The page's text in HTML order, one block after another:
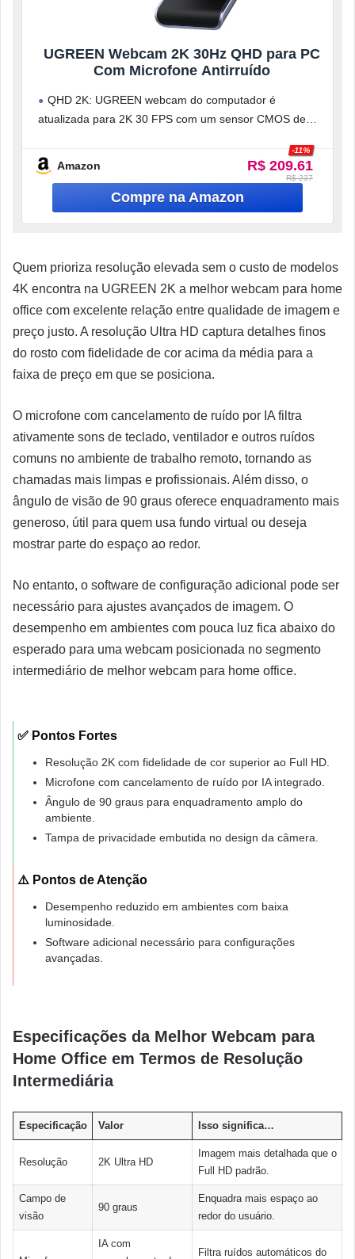
UGREEN Webcam 2K 30Hz QHD para PC
Com Microfone Antirruído
QHD 2K: UGREEN webcam do computador é
atualizada para 2K 30 FPS com um sensor CMOS de
Amazon R$ 209.61
-11%
R$ 237
Quem prioriza resolução elevada sem o custo de modelos
4K encontra na UGREEN 2K a melhor webcam para home
office com excelente relação entre qualidade de imagem e
preço justo. A resolução Ultra HD captura detalhes finos
do rosto com fidelidade de cor acima da média para a
faixa de preço em que se posiciona.
O microfone com cancelamento de ruído por IA filtra
ativamente sons de teclado, ventilador e outros ruídos
comuns no ambiente de trabalho remoto, tornando as
chamadas mais limpas e profissionais. Além disso, o
ângulo de visão de 90 graus oferece enquadramento mais
generoso, útil para quem usa fundo virtual ou deseja
mostrar parte do espaço ao redor.
No entanto, o software de configuração adicional pode ser
necessário para ajustes avançados de imagem. O
desempenho em ambientes com pouca luz fica abaixo do
esperado para uma webcam posicionada no segmento
intermediário de melhor webcam para home office.
✅ Pontos Fortes
Resolução 2K com fidelidade de cor superior ao Full HD.
Microfone com cancelamento de ruído por IA integrado.
Ângulo de 90 graus para enquadramento amplo do
ambiente.
Tampa de privacidade embutida no design da câmera.
⚠️ Pontos de Atenção
Desempenho reduzido em ambientes com baixa
luminosidade.
Software adicional necessário para configurações
avançadas.
Especificações da Melhor Webcam para
Home Office em Termos de Resolução
Intermediária
Especificação Valor Isso significa…
Resolução 2K Ultra HD
Imagem mais detalhada que o
Full HD padrão.
Campo de
visão
90 graus
Enquadra mais espaço ao
redor do usuário.
IA com
Filtra ruídos automáticos do